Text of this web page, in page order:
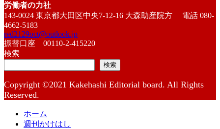
労働者の力社
143-0024 東京都大田区中央7-12-16 大森助産院方 電話 080-
4662-5183
red2129oct@outlook.jp
振替口座 00110-2-415220
検索
検索
Copyright ©2021 Kakehashi Editorial board. All Rights
Reserved.
ホーム
週刊かけはし